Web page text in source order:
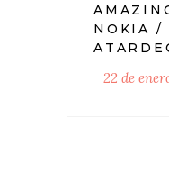
NOKIA /
22 de